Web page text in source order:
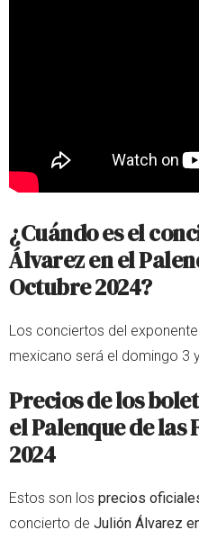
¿Cuándo es el
Álvarezen el
Octubre 2024?
Los conciertos del
mexicano será el domingo 3
Precios de los
el Palenque de las
2024
Estos son los precios
concierto de Julión Álvarez